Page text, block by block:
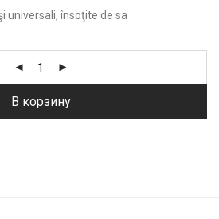
universali, însoţite de sa
В корзину